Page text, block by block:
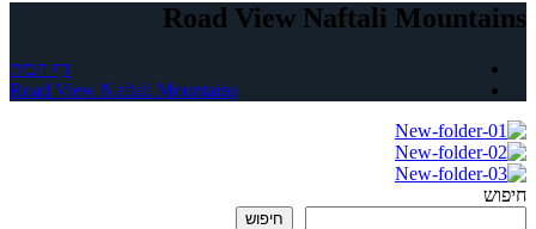
Road View Naftali Mountains
דף הבית
Road View Naftali Mountains
חיפוש
חיפוש